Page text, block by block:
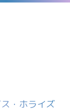
・ホライズ